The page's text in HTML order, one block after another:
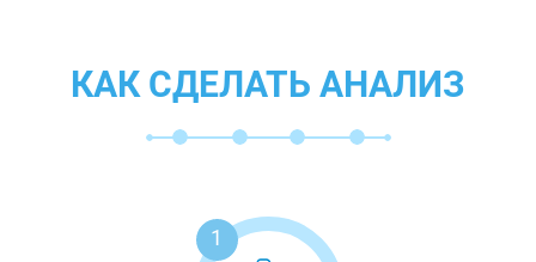
КАК СДЕЛАТЬ АНАЛИЗ
1